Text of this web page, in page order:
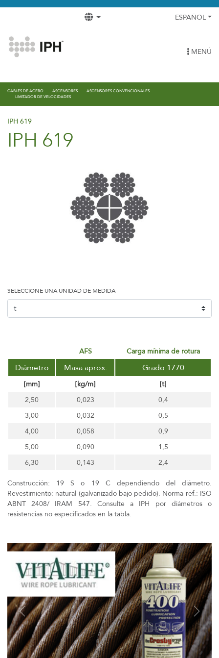
ESPAÑOL
MENÚ
CABLES DE ACERO ASCENSORES
ASCENSORES CONVENCIONALES
LIMITADOR DE VELOCIDADES
IPH 619
IPH 619
SELECCIONE UNA UNIDAD DE MEDIDA
AFS carga mínima de rotura
Diámetro Masa aprox. Grado 1770
[mm] [kg/m]
[t]
2,50
0,023
0,4
3,00
0,032
0,5
4,00
0,058
0,9
5,00
0,090
1,5
6,30
0,143 2,4
Construcción: 19 S o 19 C dependiendo del diámetro.
Revestimiento: natural (galvanizado bajo pedido). Norma ref.: ISO
ABNT 2408/ IRAM 547. Consulte a IPH por diámetros o
resistencias no especificados en la tabla.
Previous Next